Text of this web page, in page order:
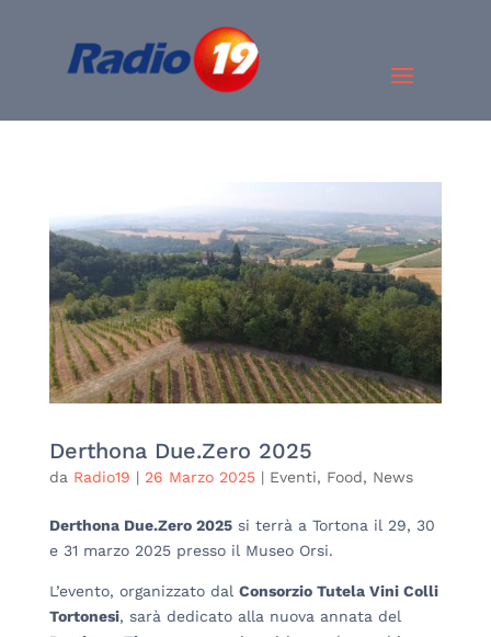
Derthona Due.Zero 2025
da Radio19 | 26 Marzo 2025| Eventi, Food, News
Derthona Due.Zero 2025si terrà a Tortona il 29, 30
e 31 marzo 2025 presso il Museo Orsi.
L’evento, organizzato dal Consorzio Tutela Vini Colli
Tortonesi, sarà dedicato alla nuova annata del